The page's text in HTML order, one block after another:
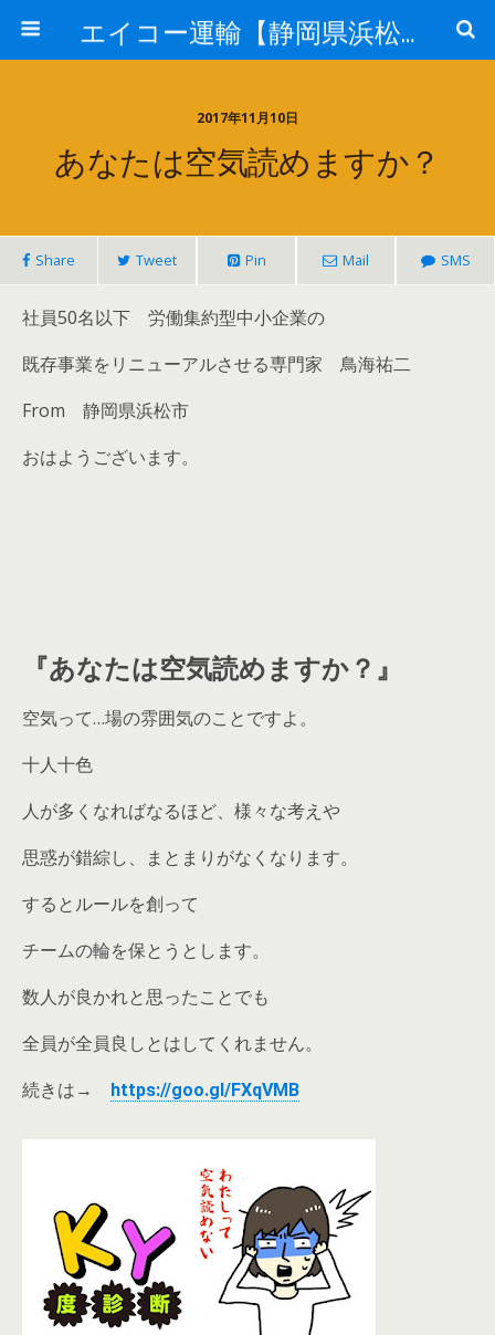
エイコー運輸【静岡県浜松市】
2017年11月10日
あなたは空気読めますか？
Share Tweet Pin Mail SMS
社員50名以下 労働集約型中小企業の
既存事業をリニューアルさせる専門家
鳥海祐二
From 静岡県浜松市
おはようございます。
『あなたは空気読めますか？』
空気って…場の雰囲気のことですよ。
十人十色
人が多くなればなるほど、様々な考えや
思惑が錯綜し、まとまりがなくなります。
するとルールを創って
チームの輪を保とうとします。
数人が良かれと思ったことでも
全員が全員良しとはしてくれません。
続きは→
https://goo.gl/FXqVMB